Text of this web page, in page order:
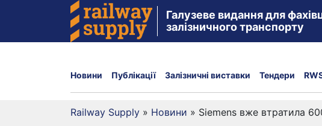
Галузеве видання для
залізничного транспорту
Новини Публікації Залізничні виставки Тендери
Railway Supply » Новини » Siemens вже втратила